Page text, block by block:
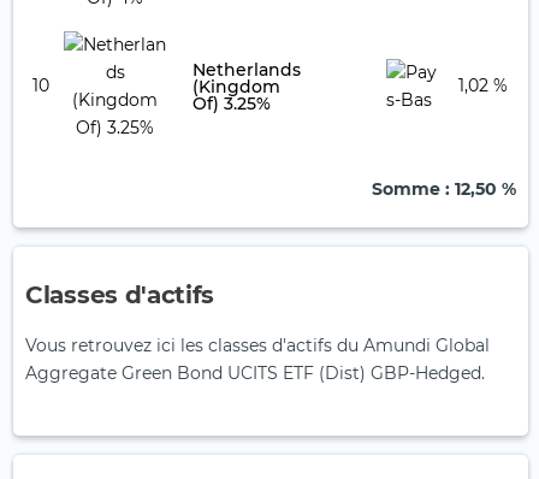
10
Netherlands
(Kingdom
Of) 3.25%
1,02 %
Somme : 12,50 %
Classes d'actifs
Vous retrouvez ici les classes d'actifs du Amundi Global
Aggregate Green Bond UCITS ETF (Dist) GBP-Hedged.